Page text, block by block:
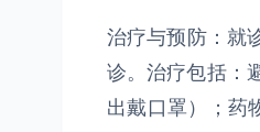
治疗与预防：就
诊。治疗包括：
出戴口罩）；药